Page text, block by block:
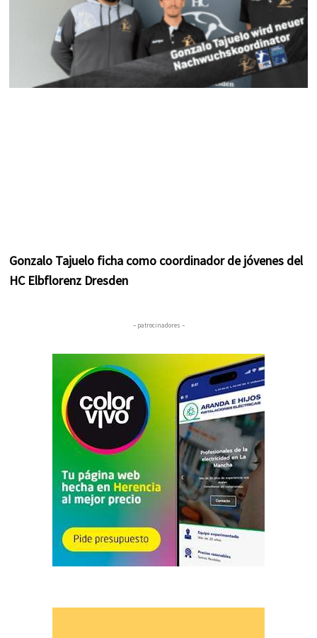
Gonzalo Tajuelo ficha como coordinador de jóvenes del
HC Elbflorenz Dresden
– patrocinadores –